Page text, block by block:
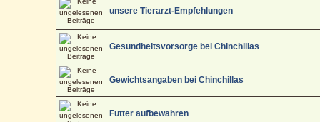
unsere Tierarzt-Empfehlungen
Gesundheitsvorsorge bei Chinchillas
Gewichtsangaben bei Chinchillas
Futter aufbewahren